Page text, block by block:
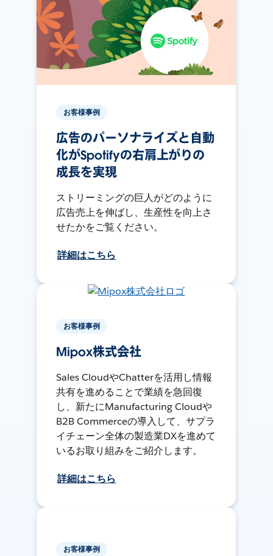
お客様事例
広告のパーソナライズと自動
化がSpotifyの右肩上がりの
成長を実現
ストリーミングの巨人がどのように
広告売上を伸ばし、生産性を向上さ
せたかをご覧ください。
詳細はこちら
お客様事例
Mipox株式会社
Sales CloudやChatterを活用し情報
共有を進めることで業績を急回復
し、新たにManufacturing Cloudや
B2B Commerceの導入して、サプラ
イチェーン全体の製造業DXを進めて
いるお取り組みをご紹介します。
詳細はこちら
お客様事例